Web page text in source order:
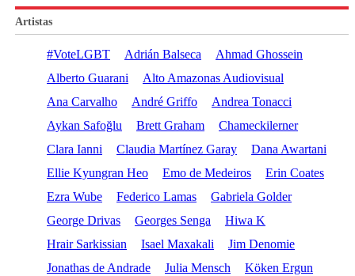
Artistas
#VoteLGBT Adrián Balseca
Ahmad Ghossein
Alberto Guarani
Alto Amazonas Audiovisual
Ana Carvalho
André Griffo
Andrea Tonacci
Aykan Safoğlu
Brett Graham
Chameckilerner
Clara Ianni
Claudia Martínez Garay
Dana Awartani
Ellie Kyungran Heo
Emo de Medeiros
Erin Coates
Ezra Wube
Federico Lamas
Gabriela Golder
George Drivas
Georges Senga
Hiwa K
Hrair Sarkissian
Isael Maxakali
Jim Denomie
Jonathas de Andrade
Julia Mensch
Köken Ergun